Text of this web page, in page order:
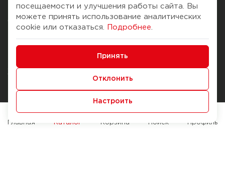
О компании
История Компании
Журнал
Наши марки
Брендирование
Помощь
Доставка и оплата
Способы оплаты
Служба контроля качества
посещаемости и улучшения работы сайта. Вы
можете принять использование аналитических
cookie или отказаться.
Подробнее
Принять
Отклонить
Настроить
Главная Каталог Корзина Поиск Профиль